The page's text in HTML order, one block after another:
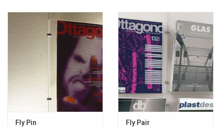
Fly Pin
Fly Pair